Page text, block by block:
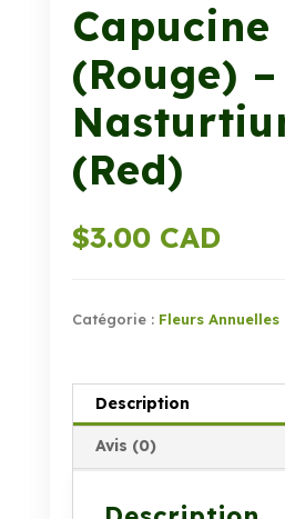
Capucine
(Rouge) –
(Red)
$3.00 CAD
Catégorie : Fleurs
Description
Avis (0)